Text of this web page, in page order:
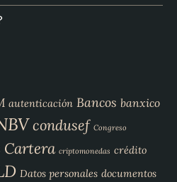
autenticación Bancos banxico
condusef Congreso
Cartera criptomonedas crédito
Datos personales documentos